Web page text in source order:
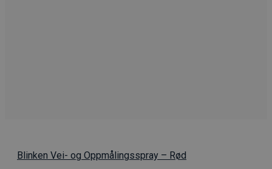
Blinken Vei- og Oppmålingsspray – Rød